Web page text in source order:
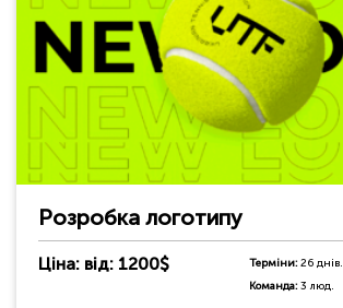
Розробка логотипу
Ціна: від: 1200$ Терміни:26 днів.
Команда:3 люд.